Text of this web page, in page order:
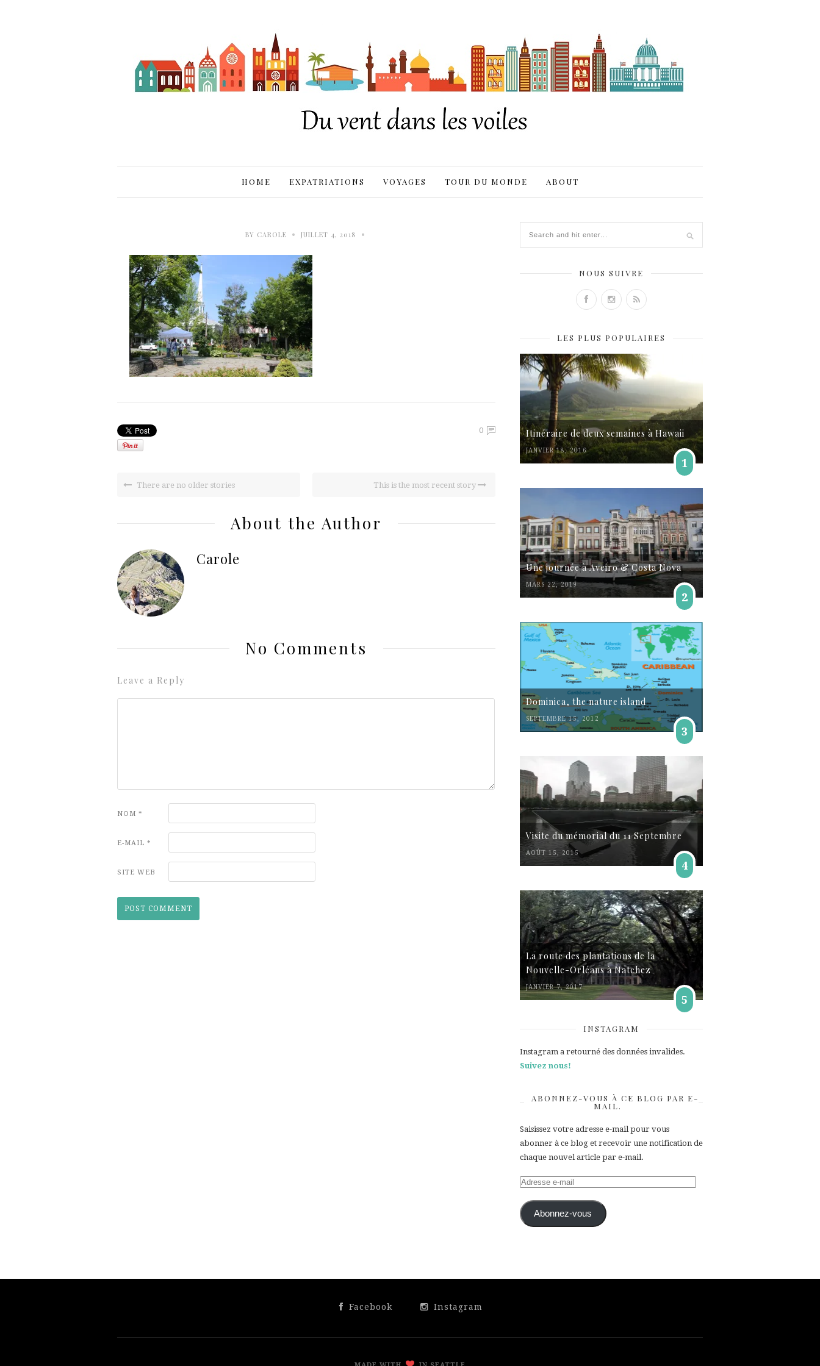
HOME EXPATRIATIONS VOYAGES TOUR DU MONDE ABOUT
BY CAROLE • JUILLET 4, 2018 •
0
There are no older stories This is the most recent story
About the Author
Carole
No Comments
Leave a Reply
NOM *
E-MAIL *
SITE WEB
NOUS SUIVRE
LES PLUS POPULAIRES
Itinéraire de deux semaines à Hawaii
JANVIER 18, 2016
1
Une journée à Aveiro & Costa Nova
MARS 22, 2019
2
Dominica, the nature island
SEPTEMBRE 15, 2012
3
Visite du mémorial du 11 Septembre
AOÛT 15, 2015
4
La route des plantations de la
Nouvelle-Orléans à Natchez
JANVIER 7, 2017
5
INSTAGRAM
Instagram a retourné des données invalides.
Suivez nous!
ABONNEZ-VOUS À CE BLOG PAR E-
MAIL.
Saisissez votre adresse e-mail pour vous
abonner à ce blog et recevoir une notification de
chaque nouvel article par e-mail.
Adresse
mail Abonnez-vous
Facebook Instagram